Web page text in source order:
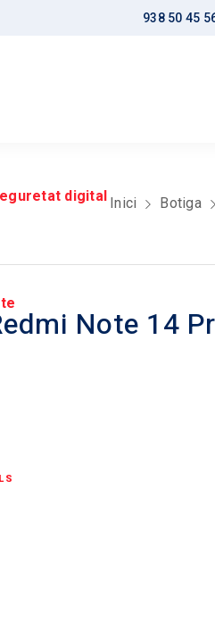
938 50 45
digital Inici Botiga
Note 14